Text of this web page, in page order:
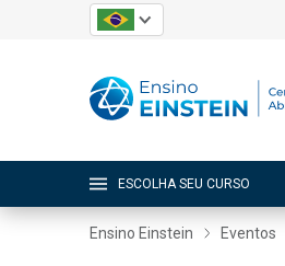
ESCOLHA SEU CURSO
Ensino Einstein Eventos